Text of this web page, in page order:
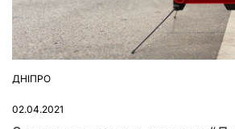
ОПУБЛІКУВАТИ
ДНІПРО
02.04.2021